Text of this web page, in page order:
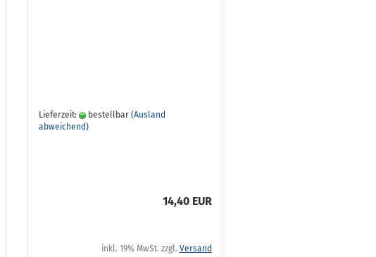
Lieferzeit: bestellbar (Ausland
abweichend)
14,40 EUR
inkl. 19% MwSt. zzgl. Versand